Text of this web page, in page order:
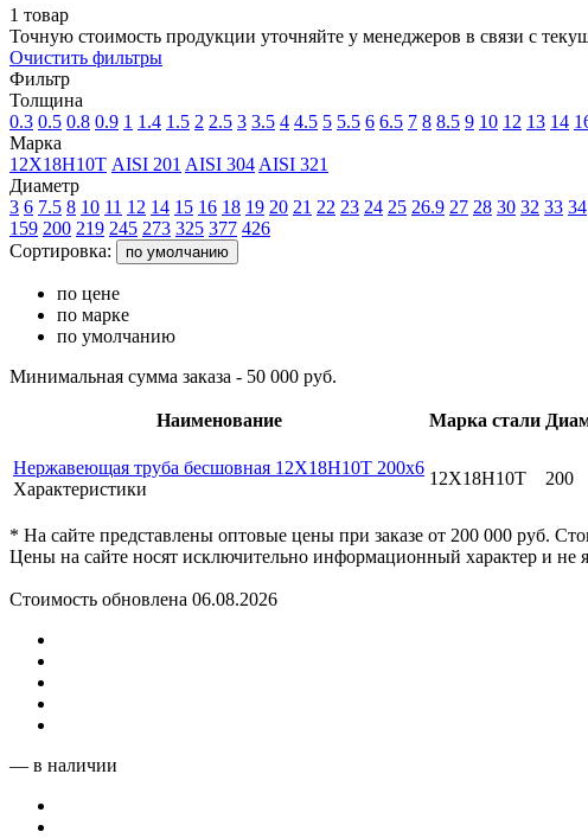
1 товар
Точную стоимость продукции уточняйте у менеджеров в связи с
Очистить фильтры
Фильтр
Толщина
0.3 0.5 0.8 0.9 1 1.4 1.5 2 2.5 3 3.5 4 4.5 5 5.5 6 6.5 7 8 8.5 9 10 12 13 14
Марка
12Х18Н10Т AISI 201 AISI 304 AISI 321
Диаметр
3 6 7.5 8 10 11 12 14 15 16 18 19 20 21 22 23 24 25 26.9 27 28 30 32 33 34
159 200 219 245 273 325 377 426
Сортировка:
по умолчанию
по цене
по марке
по умолчанию
Минимальная сумма заказа - 50 000 руб.
Наименование Марка стали
Нержавеющая труба бесшовная 12Х18Н10Т 200x6
Характеристики
12Х18Н10Т 200
* На сайте представлены оптовые цены при заказе от 200 000 руб.
Цены на сайте носят исключительно информационный характер и не
Стоимость обновлена 06.08.2026
— в наличии